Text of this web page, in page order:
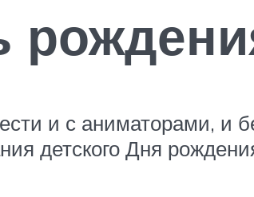
и с аниматорами, и
детского Дня